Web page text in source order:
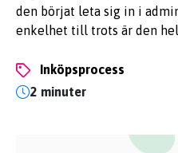
den börjat leta sig in i
enkelhet till trots är den
inköpsprocess
2 minuter